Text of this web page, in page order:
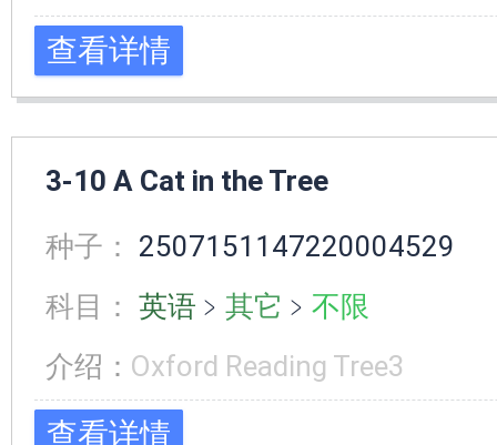
查看详情
3-10 A Cat in the Tree
种子： 2507151147220004529
科目： 英语 ﹥ 其它 ﹥ 不限
介绍： Oxford Reading Tree3
查看详情